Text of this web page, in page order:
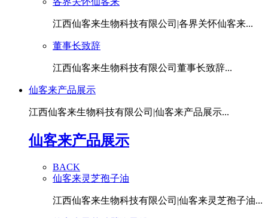
江西仙客来生物科技有限公司|各界关怀仙客来...
董事长致辞
江西仙客来生物科技有限公司董事长致辞...
仙客来产品展示
江西仙客来生物科技有限公司|仙客来产品展示...
仙客来产品展示
BACK
仙客来灵芝孢子油
江西仙客来生物科技有限公司|仙客来灵芝孢子油...